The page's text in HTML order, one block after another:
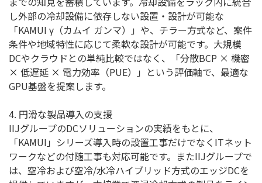
し外部の冷却設備に依存しない設置・設計が可能な
「KAMUI γ（カムイ ガンマ）」や、チラー方式など、案件
条件や地域特性に応じて柔軟な設計が可能です。大規模
DCやクラウドとの単純比較ではなく、「分散BCP × 機密
× 低遅延 × 電力効率（PUE）」という評価軸で、最適な
GPU基盤を提案します。
4. 円滑な製品導入の支援
IIJグループのDCソリューションの実績をもとに、
「KAMUI」シリーズ導入時の設置工事だけでなくITネット
ワークなどの付随工事も対応可能です。またIIJグループで
は、空冷および空冷/水冷ハイブリッド方式のエッジDCを